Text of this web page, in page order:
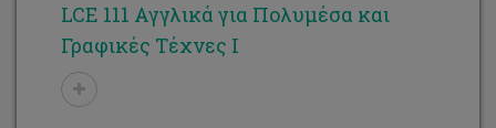
Κυριακή Θεμιστοκλέους
Νίκη Μαρία Χριστοφή
LCE 111 Αγγλικά για Πολυμέσα και
Γραφικές Τέχνες Ι